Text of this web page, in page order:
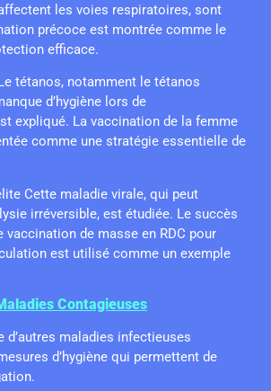
les voies respiratoires, sont
précoce est montrée comme le
efficace.
tétanos, notamment le tétanos
d’hygiène lors de
expliqué. La vaccination de la femme
comme une stratégie essentielle de
Cette maladie virale, qui peut
irréversible, est étudiée. Le succès
vaccination de masse en RDC pour
est utilisé comme un exemple
Contagieuses
d’autres maladies infectieuses
d’hygiène qui permettent de